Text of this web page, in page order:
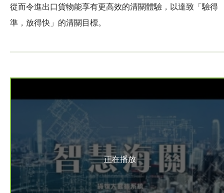
從而令進出口貨物能享有更高效的清關體驗，以達致「驗得
準，放得快」的清關目標。
正在播放